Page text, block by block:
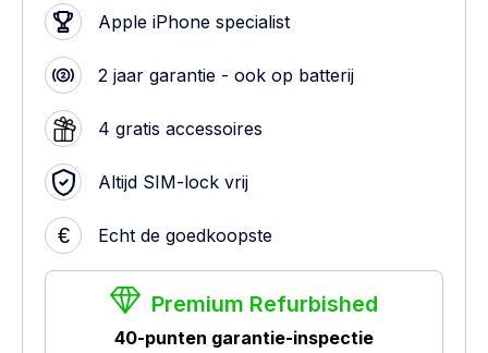
Apple iPhone specialist
2 jaar garantie - ook op batterij
4 gratis accessoires
Altijd SIM-lock vrij
€ Echt de goedkoopste
Premium Refurbished
40-punten garantie-inspectie